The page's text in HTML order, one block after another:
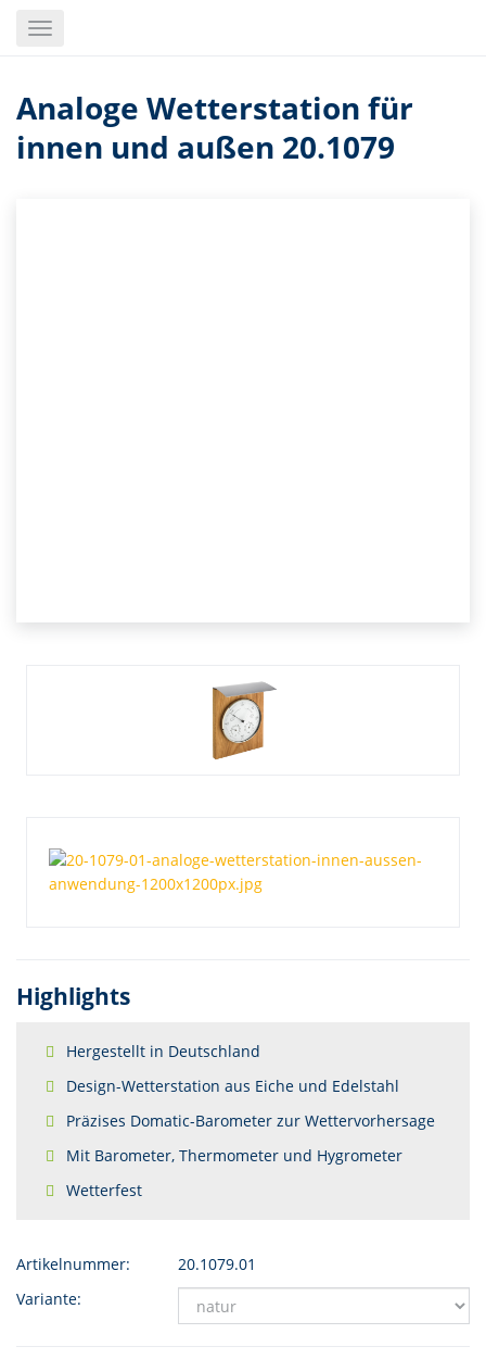
Toggle
Analoge Wetterstation für
innen und außen 20.1079
Highlights
Hergestellt in Deutschland
Design-Wetterstation aus Eiche und Edelstahl
Präzises Domatic-Barometer zur Wettervorhersage
Mit Barometer, Thermometer und Hygrometer
Wetterfest
Artikelnummer:
20.1079.01
Variante: